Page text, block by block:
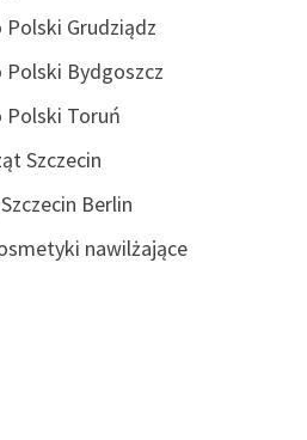
Polski Grudziądz
Polski Bydgoszcz
Polski Toruń
Szczecin
Berlin
nawilżające